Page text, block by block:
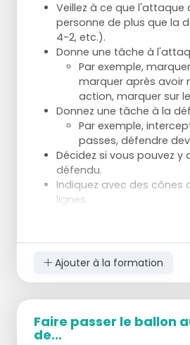
Veillez à ce que l'attaque
personne de plus que la
4-2, etc.).
Donne une tâche à
Par exemple,
marquer après avoir
action, marquer sur
Donnez une tâche à la
Par exemple,
passes, défendre
Décidez si vous pouvez y
défendu.
Indiquez avec des cônes
lignes.
Après X minutes,
interceptions.
Ajouter à la formation
Faire passer le ballon
de...